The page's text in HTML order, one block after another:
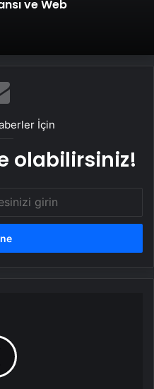
ve Web
İçin
olabilirsiniz!